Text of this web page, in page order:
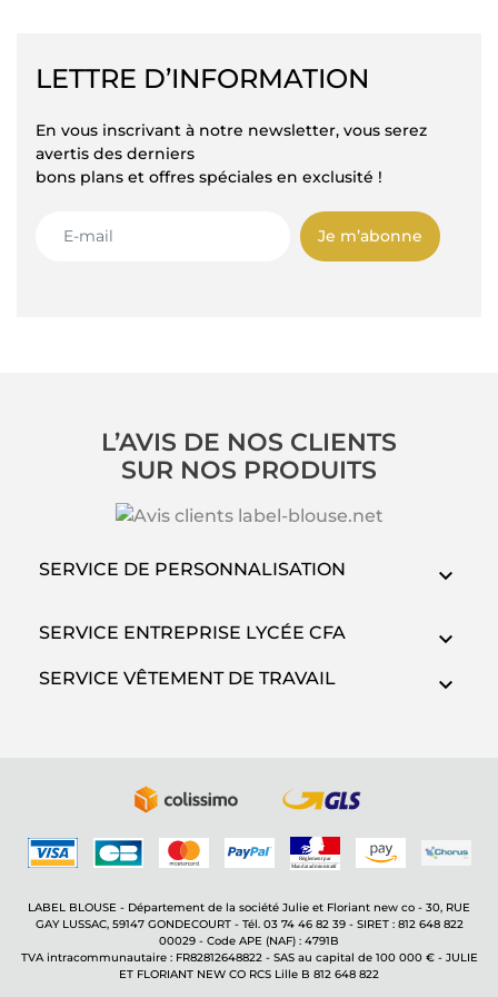
LETTRE D’INFORMATION
En vous inscrivant à notre newsletter, vous serez
avertis des derniers
bons plans et offres spéciales en exclusité !
Je m’abonne
L’AVIS DE NOS CLIENTS
SUR NOS PRODUITS
SERVICE DE PERSONNALISATION
SERVICE ENTREPRISE LYCÉE CFA
SERVICE VÊTEMENT DE TRAVAIL
LABEL BLOUSE - Département de la société Julie et Floriant new co - 30, RUE
GAY LUSSAC, 59147 GONDECOURT - Tél. 03 74 46 82 39 - SIRET : 812 648 822
00029 - Code APE (NAF) : 4791B
TVA intracommunautaire : FR82812648822 - SAS au capital de 100 000 € - JULIE
ET FLORIANT NEW CO RCS Lille B 812 648 822